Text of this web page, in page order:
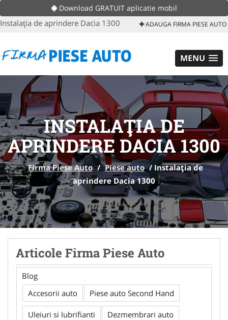
Download GRATUIT aplicatie mobil
Instalaţia de aprindere Dacia 1300 ADAUGA FIRMA PIESE AUTO
MENU
INSTALAŢIA DE
APRINDERE DACIA 1300
Firma Piese Auto / Piese auto /Instalaţia de
aprindere Dacia 1300
Articole Firma Piese Auto
Blog
Accesorii auto
Piese auto Second Hand
Uleiuri si lubrifianti Dezmembrari auto